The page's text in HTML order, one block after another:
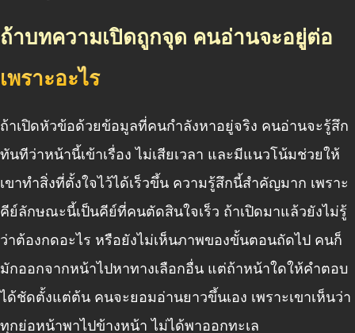
ถ้าบทความเปิดถูกจุด คนอ่านจะอยู่ต่อ
เพราะอะไร
ถ้าเปิดหัวข้อด้วยข้อมูลที่คนกำลังหาอยู่จริง คนอ่านจะรู้สึก
ทันทีว่าหน้านี้เข้าเรื่อง ไม่เสียเวลา และมีแนวโน้มช่วยให้
เขาทำสิ่งที่ตั้งใจไว้ได้เร็วขึ้น ความรู้สึกนี้สำคัญมาก เพราะ
คีย์ลักษณะนี้เป็นคีย์ที่คนตัดสินใจเร็ว ถ้าเปิดมาแล้วยังไม่รู้
ว่าต้องกดอะไร หรือยังไม่เห็นภาพของขั้นตอนถัดไป คนก็
มักออกจากหน้าไปหาทางเลือกอื่น แต่ถ้าหน้าใดให้คำตอบ
ได้ชัดตั้งแต่ต้น คนจะยอมอ่านยาวขึ้นเอง เพราะเขาเห็นว่า
ทุกย่อหน้าพาไปข้างหน้า ไม่ได้พาออกทะเล